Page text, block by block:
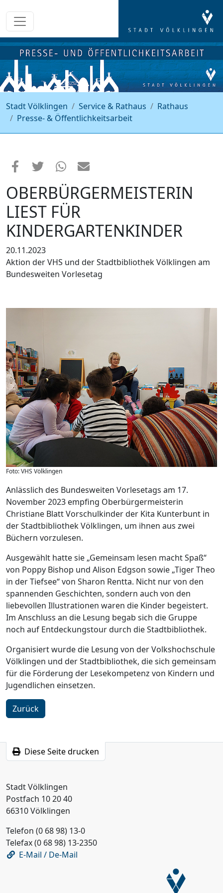
Stadt Völklingen Service & Rathaus
Rathaus
Presse- & Öffentlichkeitsarbeit
OBERBÜRGERMEISTERIN
LIEST FÜR
KINDERGARTENKINDER
20.11.2023
Aktion der VHS und der Stadtbibliothek Völklingen am
Bundesweiten Vorlesetag
Foto: VHS Völklingen
Anlässlich des Bundesweiten Vorlesetags am 17.
November 2023 empfing Oberbürgermeisterin
Christiane Blatt Vorschulkinder der Kita Kunterbunt in
der Stadtbibliothek Völklingen, um ihnen aus zwei
Büchern vorzulesen.
Ausgewählt hatte sie „Gemeinsam lesen macht Spaß“
von Poppy Bishop und Alison Edgson sowie „Tiger Theo
in der Tiefsee“ von Sharon Rentta. Nicht nur von den
spannenden Geschichten, sondern auch von den
liebevollen Illustrationen waren die Kinder begeistert.
Im Anschluss an die Lesung begab sich die Gruppe
noch auf Entdeckungstour durch die Stadtbibliothek.
Organisiert wurde die Lesung von der Volkshochschule
Völklingen und der Stadtbibliothek, die sich gemeinsam
für die Förderung der Lesekompetenz von Kindern und
Jugendlichen einsetzen.
Zurück
Diese Seite drucken
Stadt Völklingen
Postfach 10 20 40
66310 Völklingen
Telefon (0 68 98) 13-0
Telefax (0 68 98) 13-2350
E-Mail / De-Mail